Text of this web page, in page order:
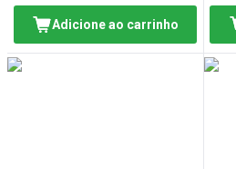
Adicione ao carrinho